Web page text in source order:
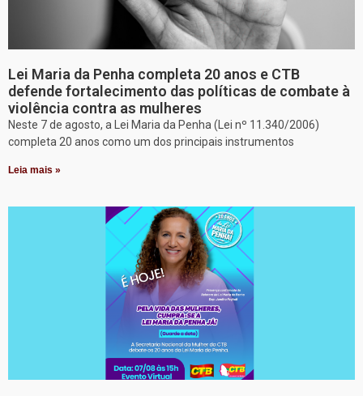
Lei Maria da Penha completa 20 anos e CTB
defende fortalecimento das políticas de combate à
violência contra as mulheres
Neste 7 de agosto, a Lei Maria da Penha (Lei nº 11.340/2006)
completa 20 anos como um dos principais instrumentos
Leia mais »